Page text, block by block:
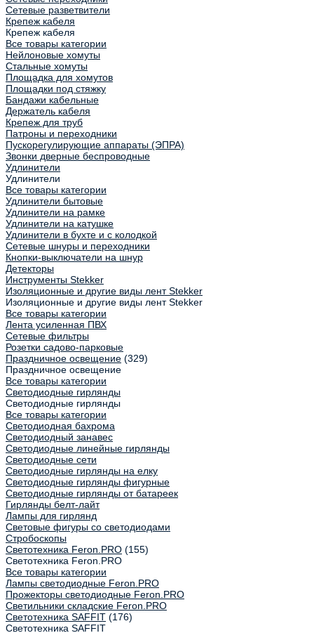
Сетевые разветвители
Крепеж кабеля
Крепеж кабеля
Все товары категории
Нейлоновые хомуты
Стальные хомуты
Площадка для хомутов
Площадки под стяжку
Бандажи кабельные
Держатель кабеля
Крепеж для труб
Патроны и переходники
Пускорегулирующие аппараты (ЭПРА)
Звонки дверные беспроводные
Удлинители
Удлинители
Все товары категории
Удлинители бытовые
Удлинители на рамке
Удлинители на катушке
Удлинители в бухте и с колодкой
Сетевые шнуры и переходники
Кнопки-выключатели на шнур
Детекторы
Инструменты Stekker
Изоляционные и другие виды лент Stekker
Изоляционные и другие виды лент Stekker
Все товары категории
Лента усиленная ПВХ
Сетевые фильтры
Розетки садово-парковые
Праздничное освещение (329)
Праздничное освещение
Все товары категории
Светодиодные гирлянды
Светодиодные гирлянды
Все товары категории
Светодиодная бахрома
Светодиодный занавес
Светодиодные линейные гирлянды
Светодиодные сети
Светодиодные гирлянды на елку
Светодиодные гирлянды фигурные
Светодиодные гирлянды от батареек
Гирлянды белт-лайт
Лампы для гирлянд
Световые фигуры со светодиодами
Стробоскопы
Светотехника Feron.PRO (155)
Светотехника Feron.PRO
Все товары категории
Лампы светодиодные Feron.PRO
Прожекторы светодиодные Feron.PRO
Светильники складские Feron.PRO
Светотехника SAFFIT (176)
Светотехника SAFFIT